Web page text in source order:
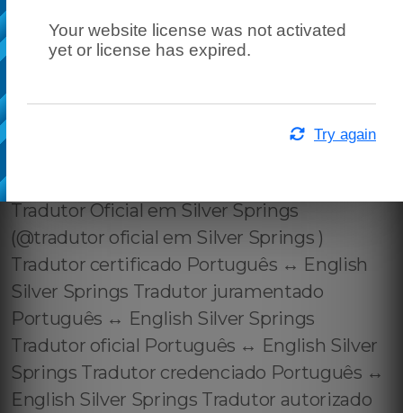
Your website license was not activated
yet or license has expired.
Try again